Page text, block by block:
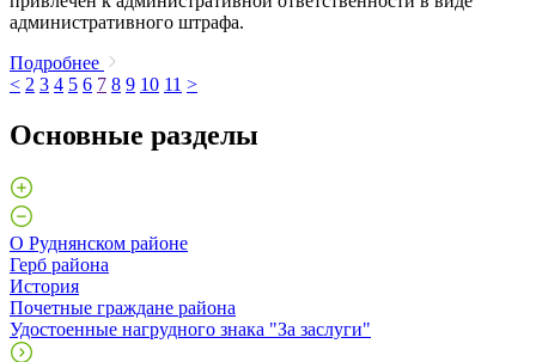
административного штрафа.
Подробнее
< 2 3 4 5 6 7 8 9 10 11 >
Основные разделы
О Руднянском районе
Герб района
История
Почетные граждане района
Удостоенные нагрудного знака "За заслуги"